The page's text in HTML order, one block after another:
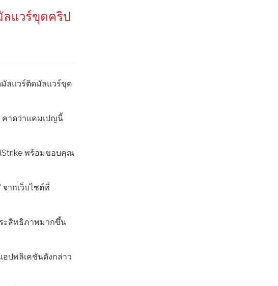
ลแวร์ขุดคริป
มัลแวร์ติดมัลแวร์ขุด
คาดว่าแคมเปญนี้
พร้อมขอบคุณ
ากเว็บไซต์ที่
ะสิทธิภาพมากขึ้น
อปพลิเคชันดังกล่าว